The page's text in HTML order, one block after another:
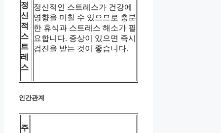
정
신
적
스
트
레
스
정신적인 스트레스가 건강에
영향을 미칠 수 있으므로 충분
한 휴식과 스트레스 해소가 필
요합니다. 증상이 있으면 즉시
검진을 받는 것이 좋습니다.
인간관계
주